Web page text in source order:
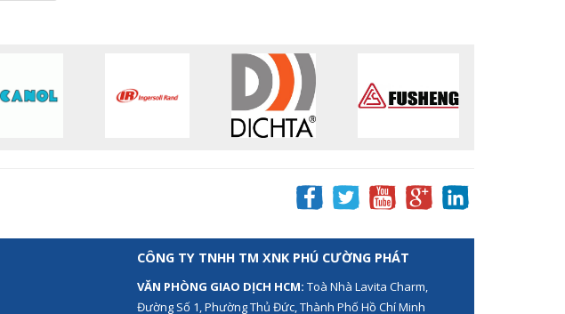
CÔNG TY TNHH TM XNK PHÚ CƯỜNG PHÁT
VĂN PHÒNG GIAO DỊCH HCM: Toà Nhà Lavita Charm,
Đường Số 1, Phường Thủ Đức, Thành Phố Hồ Chí Minh